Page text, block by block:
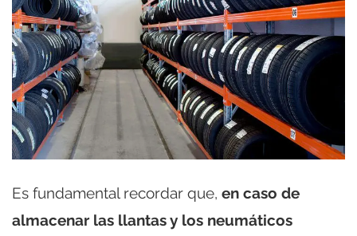
Es fundamental recordar que, en caso de
almacenar las llantas y los neumáticos